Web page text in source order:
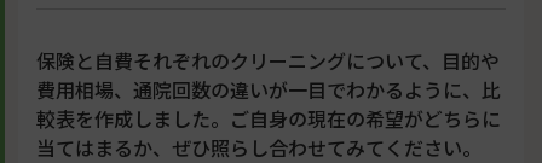
保険と自費それぞれのクリーニングについて、目的や
費用相場、通院回数の違いが一目でわかるように、比
較表を作成しました。ご自身の現在の希望がどちらに
当てはまるか、ぜひ照らし合わせてみてください。